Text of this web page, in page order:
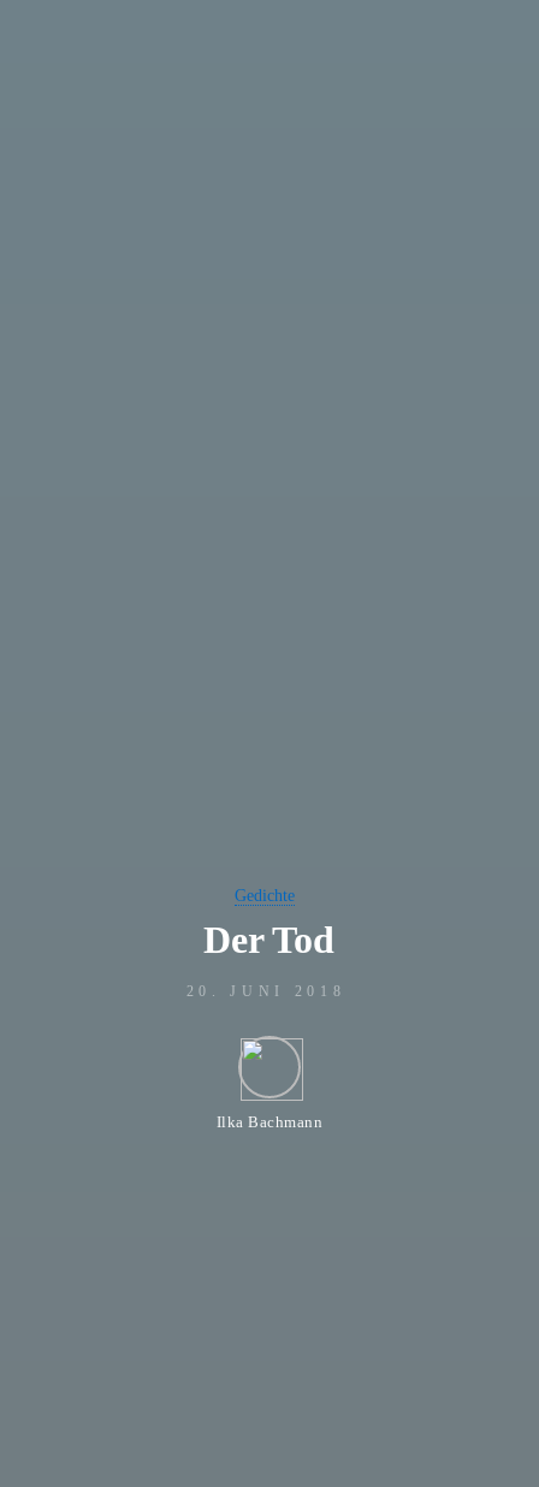
Gedichte
Der Tod
20. JUNI 2018
Ilka Bachmann